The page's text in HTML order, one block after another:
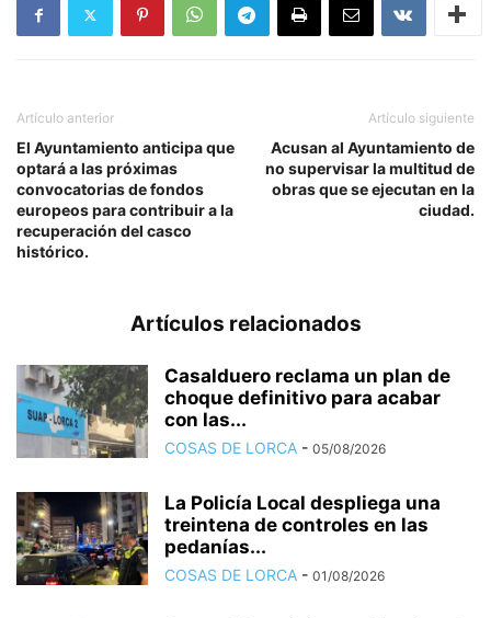
Artículo anterior
El Ayuntamiento anticipa que
optará a las próximas
convocatorias de fondos
europeos para contribuir a la
recuperación del casco
histórico.
Artículo siguiente
Acusan al Ayuntamiento de
no supervisar la multitud de
obras que se ejecutan en la
ciudad.
Artículos relacionados
Casalduero reclama un plan de
choque definitivo para acabar
con las...
COSAS DE LORCA - 05/08/2026
La Policía Local despliega una
treintena de controles en las
pedanías...
COSAS DE LORCA - 01/08/2026